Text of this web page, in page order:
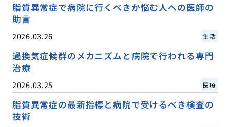
脂質異常症で病院に行くべきか悩む人への医師の
助言
2026.03.26 生活
過換気症候群のメカニズムと病院で行われる専門
治療
2026.03.25 医療
脂質異常症の最新指標と病院で受けるべき検査の
技術